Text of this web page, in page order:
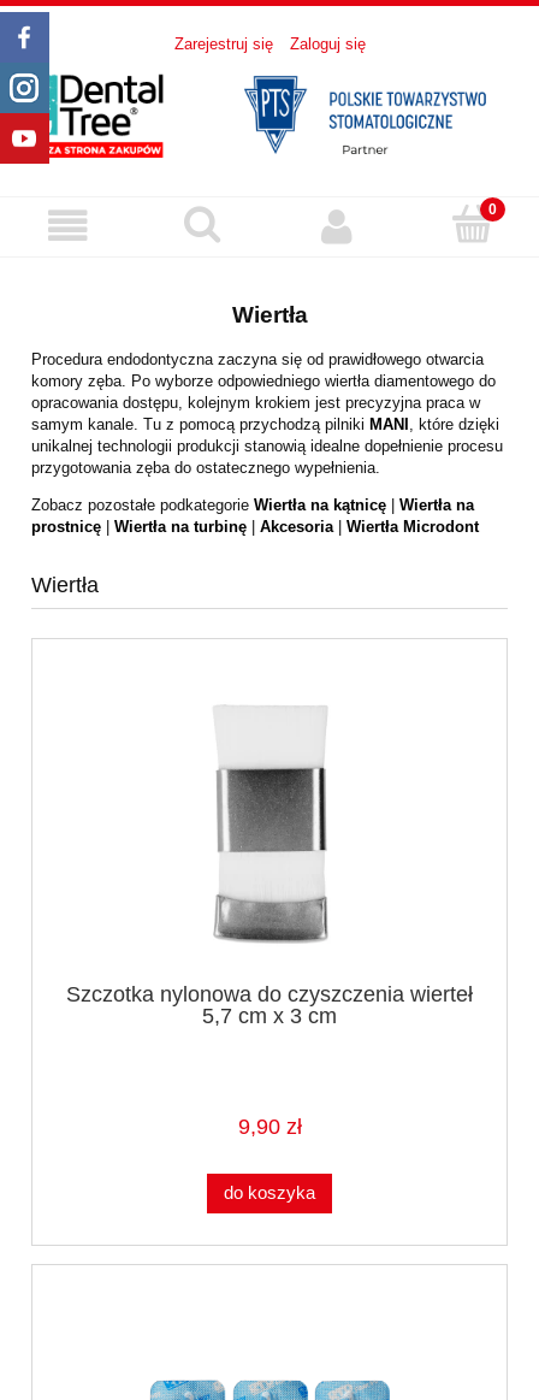
Zarejestruj się Zaloguj się
Wiertła
Procedura endodontyczna zaczyna się od prawidłowego otwarcia
komory zęba. Po wyborze odpowiedniego wiertła diamentowego do
opracowania dostępu, kolejnym krokiem jest precyzyjna praca w
samym kanale. Tu z pomocą przychodzą pilniki MANI , które dzięki
unikalnej technologii produkcji stanowią idealne dopełnienie procesu
przygotowania zęba do ostatecznego wypełnienia.
Zobacz pozostałe podkategorie Wiertła na kątnicę | Wiertła na
prostnicę | Wiertła na turbinę | Akcesoria | Wiertła Microdont
Wiertła
Szczotka nylonowa do czyszczenia wierteł
5,7 cm x 3 cm
9,90 zł
do koszyka